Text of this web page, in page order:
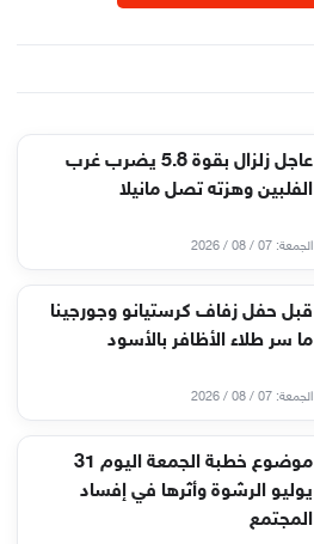
عاجل زلزال بقوة 5.8 يضرب غرب
الفلبين وهزته تصل مانيلا
الجمعة: 07 / 08 / 2026
قبل حفل زفاف كرستيانو وجورجينا
ما سر طلاء الأظافر بالأسود
الجمعة: 07 / 08 / 2026
موضوع خطبة الجمعة اليوم 31
يوليو الرشوة وأثرها في إفساد
المجتمع